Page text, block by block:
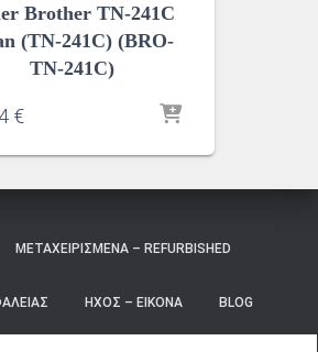
Brother TN-241C
(TN-241C) (BRO-
TN-241C)
€
ΜΕΤΑΧΕΙΡΙΣΜΈΝΑ – REFURBISHED
ΉΧΟΣ – ΕΙΚΌΝΑ BLOG